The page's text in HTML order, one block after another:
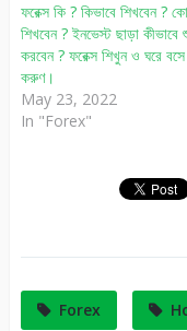
ফরেক্স কি ? কিভাবে শিখবেন ?
শিখবেন ? ইনভেস্ট ছাড়া কীভাবে
করবেন ? ফরেক্স শিখুন ও ঘরে
করুণ।
May 23, 2022
In "Forex"
Forex